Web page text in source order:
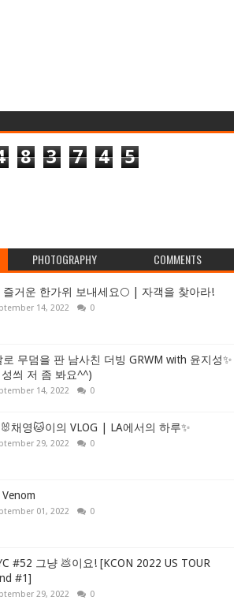
8 3 7 4 5
PHOTOGRAPHY COMMENTS
즐거운 한가위 보내세요🌕 | 자객을 찾아라!
14, 2022 0
로 무덤을 판 남사친 더빙 GRWM with 윤지성✨
성씌 저 좀 봐요^^)
14, 2022 0
채영🐱이의 VLOG | LA에서의 하루✨
29, 2022 0
01, 2022 0
#52 그냥 💩이요! [KCON 2022 US TOUR
#1]
29, 2022 0